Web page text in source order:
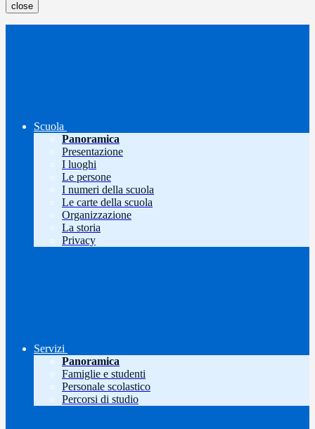
close
Scuola
Panoramica
Presentazione
I luoghi
Le persone
I numeri della scuola
Le carte della scuola
Organizzazione
La storia
Privacy
Servizi
Panoramica
Famiglie e studenti
Personale scolastico
Percorsi di studio